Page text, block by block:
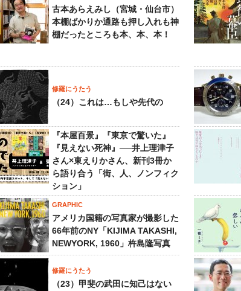
古本あらえみし（宮城・仙台市）
本棚ばかりか通路も押し入れも神
棚だったところも本、本、本！
修羅にうたう
（24）これは…もしや先代の
『本屋百景』『東京で驚いた』
『見えない死神』──井上理津子
さん×東えりかさん、新刊3冊か
ら語り合う「街、人、ノンフィク
ション」
GRAPHIC
アメリカ国籍の写真家が撮影した
66年前のNY「KIJIMA TAKASHI,
NEWYORK, 1960」杵島隆写真
修羅にうたう
（23）甲斐の武田に知己はない